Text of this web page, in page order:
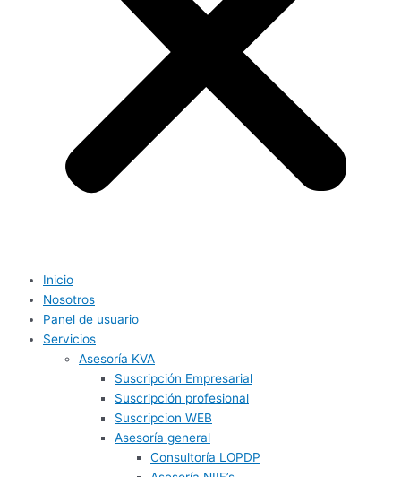
Inicio
Nosotros
Panel de usuario
Servicios
Asesoría KVA
Suscripción Empresarial
Suscripción profesional
Suscripcion WEB
Asesoría general
Consultoría LOPDP